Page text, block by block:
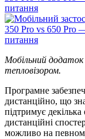
Мобільний додаток
тепловізором.
Програмне
дистанційно, що
підтримує
дистанційні
можливо на